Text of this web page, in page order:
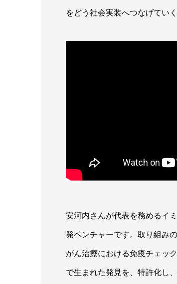
をどう社会実装へつなげてい
安河内さんが代表を務めるイ
発ベンチャーです。取り組みの
がん治療における免疫チェッ
で生まれた発見を、特許化し